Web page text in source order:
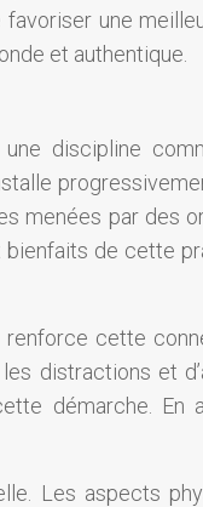
une
et authentique.
discipline
menées par des
de cette
cette
distractions et
démarche. En
Les aspects